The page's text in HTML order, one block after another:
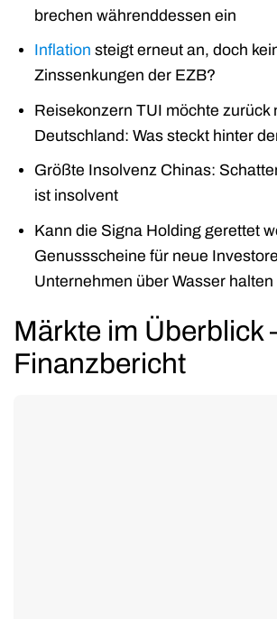
brechen währenddessen ein
Inflation steigt erneut an, doch
Zinssenkungen der EZB?
Reisekonzern TUI möchte zurück
Deutschland: Was steckt hinter
Größte Insolvenz Chinas:
ist insolvent
Kann die Signa Holding gerettet
Genussscheine für neue
Unternehmen über Wasser halten
Märkte im Überblick
Finanzbericht